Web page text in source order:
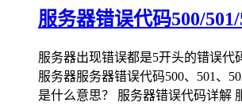
服务器错误代码500/
服务器出现错误都是5开头的错误代
服务器服务器错误代码500、501、
是什么意思？ 服务器错误代码详解